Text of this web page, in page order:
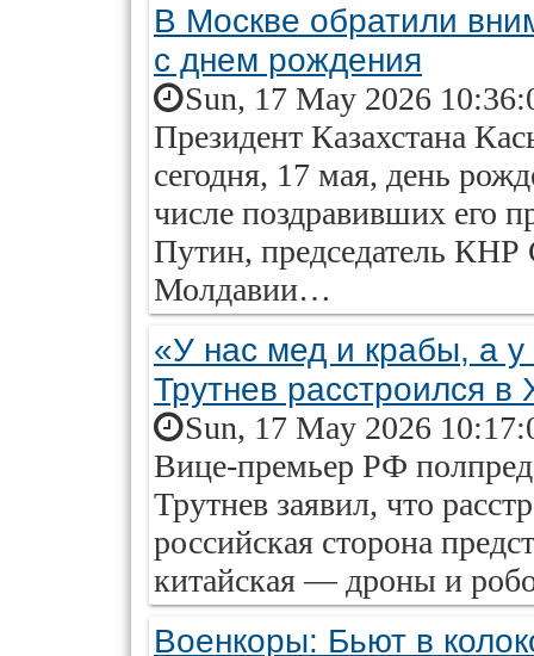
В Москве обратили
с днем рождения
Sun, 17 May 2026
Президент Казахстана
сегодня, 17 мая, день
числе поздравивших его
Путин, председатель
Молдавии…
«У нас мед и крабы, а
Трутнев расстроился в
Sun, 17 May 2026
Вице-премьер РФ
Трутнев заявил, что
российская сторона
китайская — дроны и
Военкоры: Бьют в